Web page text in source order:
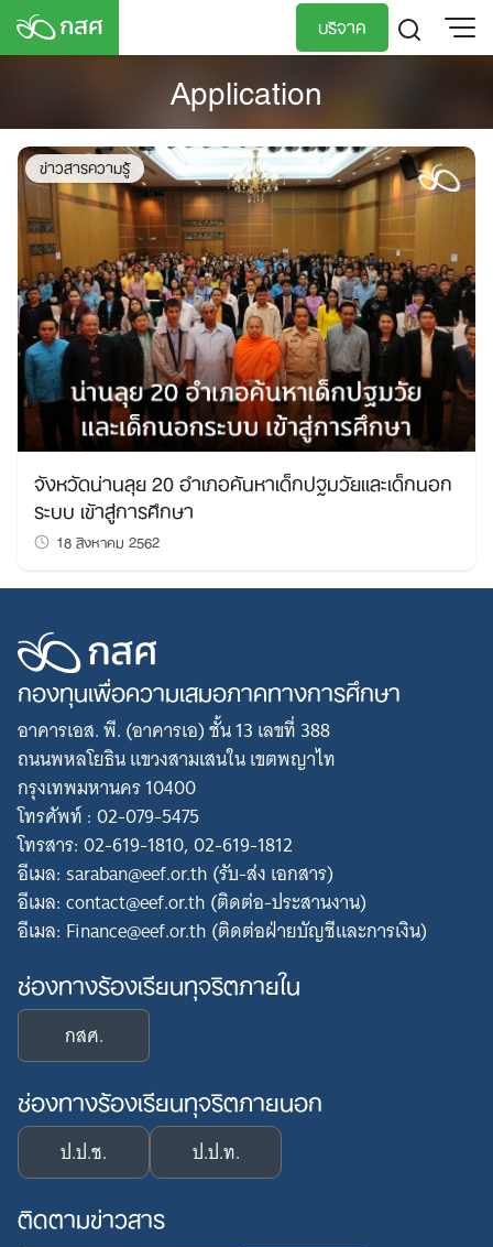
Skip
บริจาค
Application
ข่าวสารความรู้
จังหวัดน่านลุย 20 อำเภอค้นหาเด็กปฐมวัยและเด็กนอก
ระบบ เข้าสู่การศึกษา
18 สิงหาคม 2562
กองทุนเพื่อความเสมอภาคทางการศึกษา
อาคารเอส. พี. (อาคารเอ) ชั้น 13 เลขที่ 388
ถนนพหลโยธิน แขวงสามเสนใน เขตพญาไท
กรุงเทพมหานคร 10400
โทรศัพท์ : 02-079-5475
โทรสาร: 02-619-1810, 02-619-1812
อีเมล: saraban@eef.or.th (รับ-ส่ง เอกสาร)
อีเมล: contact@eef.or.th (ติดต่อ-ประสานงาน)
อีเมล: Finance@eef.or.th (ติดต่อฝ่ายบัญชีและการเงิน)
ช่องทางร้องเรียนทุจริตภายใน
กสศ.
ช่องทางร้องเรียนทุจริตภายนอก
ป.ป.ช. ป.ป.ท.
ติดตามข่าวสาร